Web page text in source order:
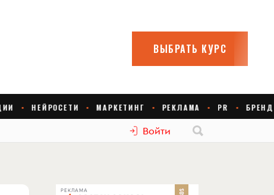
Войти
РЕКЛАМА